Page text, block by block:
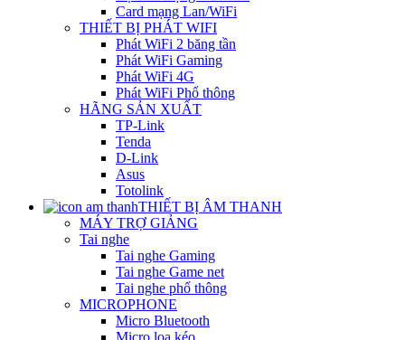
Card mạng Lan/WiFi
THIẾT BỊ PHÁT WIFI
Phát WiFi 2 băng tần
Phát WiFi Gaming
Phát WiFi 4G
Phát WiFi Phổ thông
HÃNG SẢN XUẤT
TP-Link
Tenda
D-Link
Asus
Totolink
THIẾT BỊ ÂM THANH
MÁY TRỢ GIẢNG
Tai nghe
Tai nghe Gaming
Tai nghe Game net
Tai nghe phổ thông
MICROPHONE
Micro Bluetooth
Micro loa kéo